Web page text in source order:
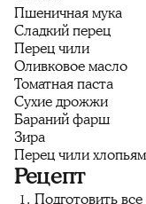
Пшеничная мука
Сладкий перец
Перец чили
Оливковое масло
Томатная паста
Сухие дрожжи
Бараний фарш
Зира
Перец чили
Рецепт